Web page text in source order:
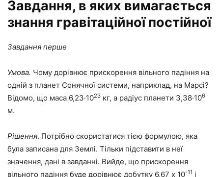
Завдання, в яких вимагається
знання гравітаційної постійної
Завдання перше
Умова. Чому дорівнює прискорення вільного падіння на
одній з планет Сонячної системи, наприклад, на Марсі?
Відомо, що маса 6,23·1023 кг, а радіус планети 3,38·106
м.
Рішення. Потрібно скористатися тією формулою, яка
була записана для Землі. Тільки підставити в неї
значення, дані в завданні. Вийде, що прискорення
вільного падіння буде дорівнює добутку 6,67 х 10-11 і